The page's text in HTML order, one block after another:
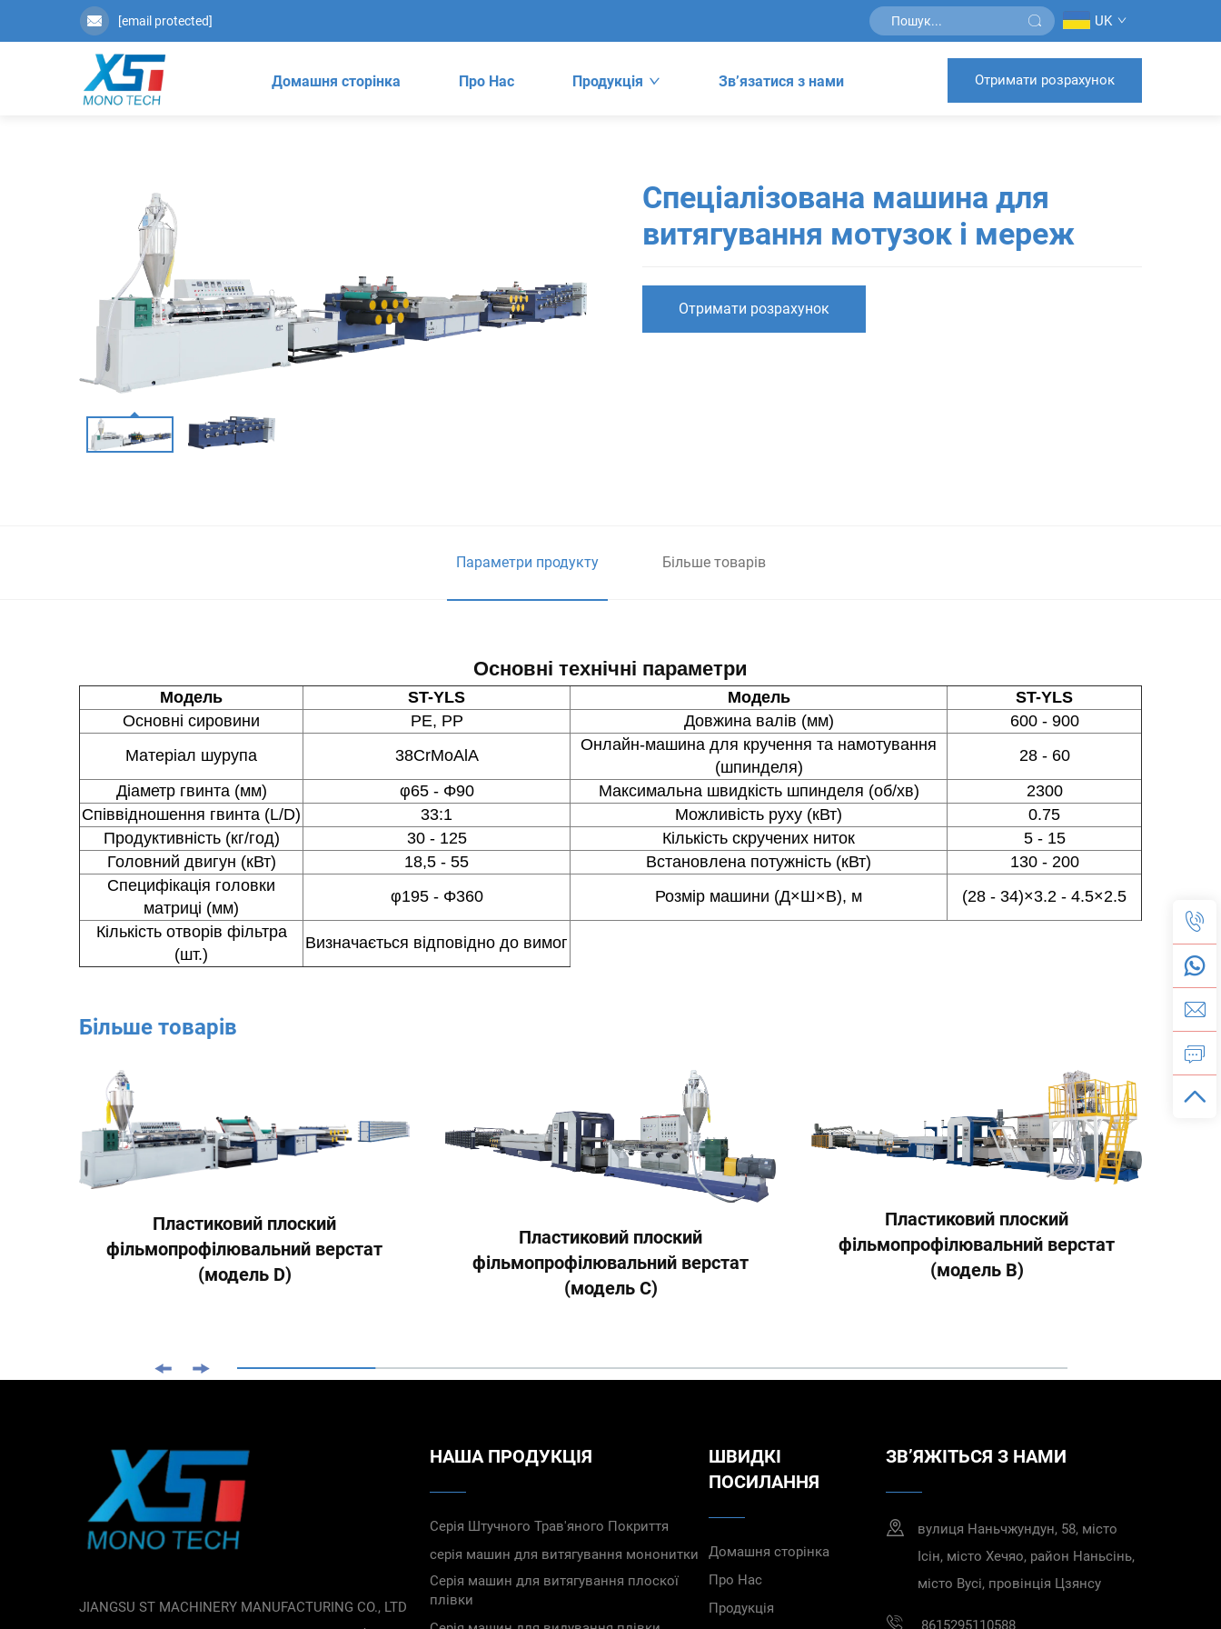
[email protected] UK
Домашня сторінка Про Нас Продукція Зв’язатися з нами Отримати розрахунок
Спеціалізована машина для
витягування мотузок і мереж
Отримати розрахунок
Параметри продукту Більше товарів
Основні технічні параметри
Модель ST-YLS Модель
ST-YLS
Основні сировини
PE, PP Довжина валів (мм)
600 - 900
Матеріал шурупа
38CrMoAlA
Онлайн-машина для кручення та намотування
(шпинделя)
28 - 60
Діаметр гвинта (мм)
φ65 - Φ90 Максимальна швидкість шпинделя (об/хв)
2300
Співвідношення гвинта (L/D)
33:1 Можливість руху (кВт)
0.75
Продуктивність (кг/год)
30 - 125 Кількість скручених ниток
5 - 15
Головний двигун (кВт)
18,5 - 55 Встановлена потужність (кВт)
130 - 200
Специфікація головки
матриці (мм)
φ195 - Φ360 Розмір машини (Д×Ш×В), м
(28 - 34)×3.2 - 4.5×2.5
Кількість отворів фільтра
(шт.)
Визначається відповідно до вимог
Більше товарів
Пластиковий плоский
фільмопрофілювальний верстат
(модель D)
Пластиковий плоский
фільмопрофілювальний верстат
(модель C)
Пластиковий плоский
фільмопрофілювальний верстат
(модель B)
JIANGSU ST MACHINERY MANUFACTURING CO., LTD
НАША ПРОДУКЦІЯ
Серія Штучного Трав'яного Покриття
серія машин для витягування мононитки
Серія машин для витягування плоскої
плівки
ШВИДКІ
ПОСИЛАННЯ
Домашня сторінка
Про Нас
Продукція
ЗВ’ЯЖІТЬСЯ З НАМИ
вулиця Наньчжундун, 58, місто
Ісін, місто Хечяо, район Наньсінь,
місто Вусі, провінція Цзянсу
8615295110588